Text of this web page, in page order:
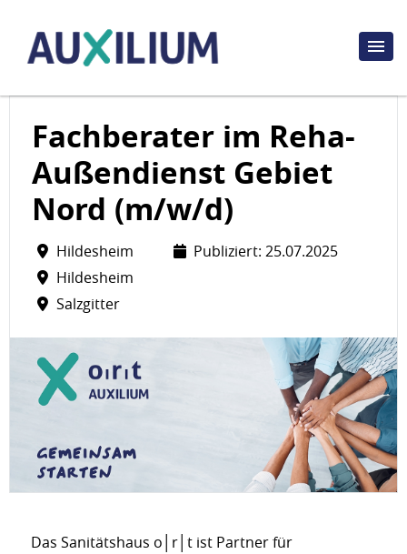
Fachberater im Reha-
Außendienst Gebiet
Nord (m/w/d)
Hildesheim
Hildesheim
Salzgitter
Publiziert: 25.07.2025
Das Sanitätshaus o│r│t ist Partner für